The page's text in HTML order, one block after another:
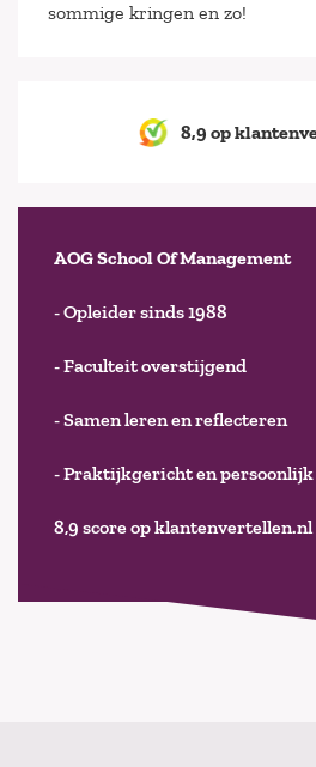
sommige kringen en zo!
8,9 op
AOG School Of Management
- Opleider sinds 1988
- Faculteit overstijgend
- Samen leren en reflecteren
- Praktijkgericht en persoonlijk
8,9 score op klantenvertellen.nl